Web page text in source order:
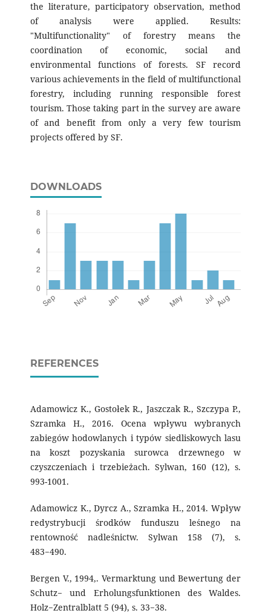
the literature, participatory observation, method
of analysis were applied. Results:
"Multifunctionality" of forestry means the
coordination of economic, social and
environmental functions of forests. SF record
various achievements in the field of multifunctional
forestry, including running responsible forest
tourism. Those taking part in the survey are aware
of and benefit from only a very few tourism
projects offered by SF.
DOWNLOADS
REFERENCES
Adamowicz K., Gostołek R., Jaszczak R., Szczypa P.,
Szramka H., 2016. Ocena wpływu wybranych
zabiegów hodowlanych i typów siedliskowych lasu
na koszt pozyskania surowca drzewnego w
czyszczeniach i trzebieżach. Sylwan, 160 (12), s.
993-1001.
Adamowicz K., Dyrcz A., Szramka H., 2014. Wpływ
redystrybucji środków funduszu leśnego na
rentowność nadleśnictw. Sylwan 158 (7), s.
483−490.
Bergen V., 1994,. Vermarktung und Bewertung der
Schutz− und Erholungsfunktionen des Waldes.
Holz−Zentralblatt 5 (94), s. 33−38.